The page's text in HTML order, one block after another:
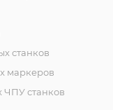
станков
маркеров
ЧПУ станков